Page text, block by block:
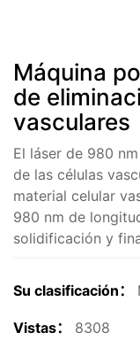
Máquina
de
vasculares
El láser de 980
de las células
material celular
980 nm de
solidificación y
Su clasificación：
Vistas： 8308